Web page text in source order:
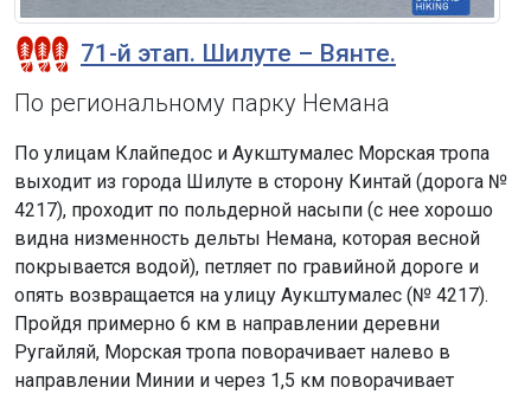
71-й этап. Шилуте – Вянте.
По региональному парку Немана
По улицам Клайпедос и Аукштумалес Морская тропа
выходит из города Шилуте в сторону Кинтай (дорога №
4217), проходит по польдерной насыпи (с нее хорошо
видна низменность дельты Немана, которая весной
покрывается водой), петляет по гравийной дороге и
опять возвращается на улицу Аукштумалес (№ 4217).
Пройдя примерно 6 км в направлении деревни
Ругайляй, Морская тропа поворачивает налево в
направлении Минии и через 1,5 км поворачивает